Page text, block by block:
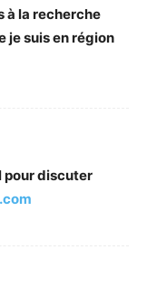
à la recherche
je suis en région
pour discuter